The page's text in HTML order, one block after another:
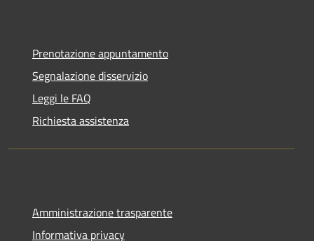
Prenotazione appuntamento
Segnalazione disservizio
Leggi le FAQ
Richiesta assistenza
Amministrazione trasparente
Informativa privacy